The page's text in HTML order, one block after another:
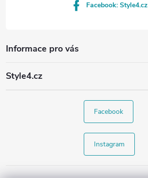
Informace pro vás
Style4.cz
Facebook: Style4.cz
Facebook
Instagram